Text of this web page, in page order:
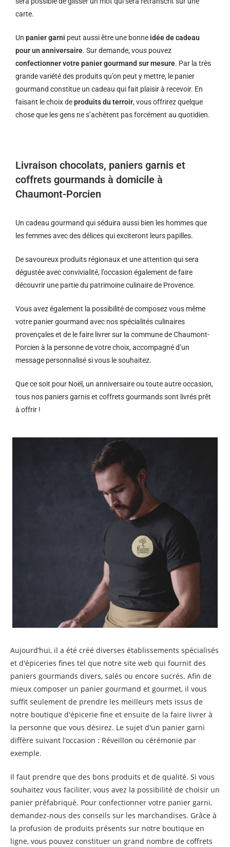
carte.
Un panier garni peut aussi être une bonne idée de cadeau
pour un anniversaire. Sur demande, vous pouvez
confectionner votre panier gourmand sur mesure. Par la très
grande variété des produits qu’on peut y mettre, le panier
gourmand constitue un cadeau qui fait plaisir à recevoir. En
faisant le choix deproduits du terroir, vous offrirez quelque
chose que les gens ne s’achètent pas forcément au quotidien.
Livraison chocolats, paniers garnis et
coffrets gourmands à domicile à
Chaumont-Porcien
Un cadeau gourmand qui séduira aussi bien les hommes que
les femmes avec des délices qui exciteront leurs papilles.
De savoureux produits régionaux et une attention qui sera
dégustée avec convivialité, l’occasion également de faire
découvrir une partie du patrimoine culinaire de Provence.
Vous avez également la possibilité de composez vous même
votre panier gourmand avec nos spécialités culinaires
provençales et de le faire livrer sur la commune de Chaumont-
Porcien à la personne de votre choix, accompagné d’un
message personnalisé si vous le souhaitez.
Que ce soit pour Noël, un anniversaire ou toute autre occasion,
tous nos paniers garnis et coffrets gourmands sont livrés prêt
à offrir !
Aujourd’hui, il a été créé diverses établissements spécialisés
et d'épiceries fines tel que notre site web qui fournit des
paniers gourmands divers, salés ou encore sucrés. Afin de
mieux composer un panier gourmand et gourmet, il vous
suffit seulement de prendre les meilleurs mets issus de
notre boutique d'épicerie fine et ensuite de la faire livrer à
la personne que vous désirez. Le sujet d'un panier garni
diffère suivant l’occasion : Réveillon ou cérémonie par
exemple.
Il faut prendre que des bons produits et de qualité. Si vous
souhaitez vous faciliter, vous avez la possibilité de choisir un
panier préfabriqué. Pour confectionner votre panier garni,
demandez-nous des conseils sur les marchandises. Grâce à
la profusion de produits présents sur notre boutique en
ligne, vous pouvez constituer un grand nombre de coffrets